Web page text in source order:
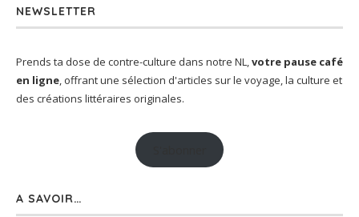
NEWSLETTER
Prends ta dose de contre-culture dans notre NL,votre pause café
en ligne, offrant une sélection d'articles sur le voyage, la culture et
des créations littéraires originales.
A SAVOIR…